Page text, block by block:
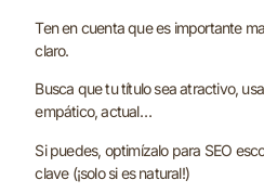
Ten en cuenta que es importante
claro.
Busca que tu título sea atractivo,
empático, actual…
Si puedes, optimízalo para SEO
clave (¡solo si es natural!)